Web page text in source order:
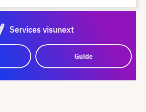
Services visunext
Guide